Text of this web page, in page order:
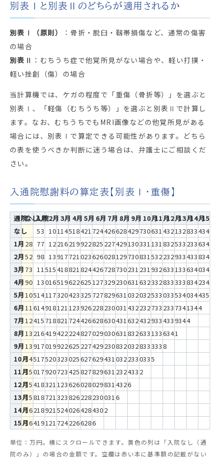
別表Ⅰと別表Ⅱのどちらが適用されるか
別表Ⅰ（原則）
：骨折・脱臼・靱帯損傷など、通常の傷害
の場合
別表Ⅱ ：むちうち症で他覚所見がない場合や、軽い打撲・
軽い挫創（傷）の場合
当計算機では、ケガの程度で「重傷（骨折等）」を選ぶと
別表Ⅰ、「軽傷（むちうち等）」を選ぶと別表Ⅱで計算し
ます。なお、むちうちでもMRI画像などの他覚所見がある
場合には、別表Ⅰで算定できる可能性があります。どちら
の表を使うべきか判断に迷う場合は、弁護士にご相談くだ
さい。
入通院慰謝料の算定表【別表Ⅰ・重傷】
通院＼入院
なし1月2月 3月 4月 5月 6月 7月 8月 9月 10月11月12月13月14月15月
なし
53 101145184217244266284297306314321328334340
1月 28 77 122162199228252274291303311318325332336342
2月52 98 139177210236260281297308315322329334338344
3月73 115154188218244267287302312319326331336340346
4月90 130165196226251273292306316323328333338342348
5月 105141173204233257278296310320325330335340344350
6月 116149181211239262282300314322327332337341344
7月 124157188217244266286304316324329334339344
8月 132164194222248270290306318326331336341
9月 139170199226252274292308320328333338
10月145175203230256276294310322330335
11月150179207234258278296312324332
12月154183211236260280298314326
13月158187213238262282300316
14月162189215240264284302
15月164191217242266286
単位：万円。横にスクロールできます。黄色の列は「入院なし（通
院のみ）」の場合の金額です。空欄は赤い本に基準額の記載がない